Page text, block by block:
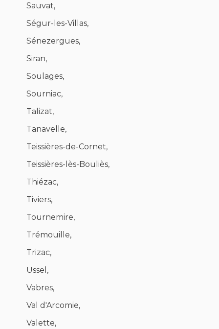
Sauvat,
Ségur-les-Villas,
Sénezergues,
Siran,
Soulages,
Sourniac,
Talizat,
Tanavelle,
Teissières-de-Cornet,
Teissières-lès-Bouliès,
Thiézac,
Tiviers,
Tournemire,
Trémouille,
Trizac,
Ussel,
Vabres,
Val d'Arcomie,
Valette,